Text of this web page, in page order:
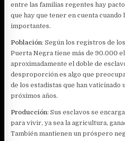
entre las familias regentes hay
que hay que tener en cuenta
importantes.
Población: Según los registros de
Puerta Negra tiene más de 90.000
aproximadamente el doble de
desproporción es algo que
de los estadistas que han vaticinado
próximos años.
Producción: Sus esclavos se
para vivir, ya sea la agricultura,
También mantienen un próspero